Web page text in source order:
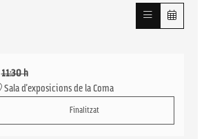
11:30 h
Sala d'exposicions de la Coma
Finalitzat